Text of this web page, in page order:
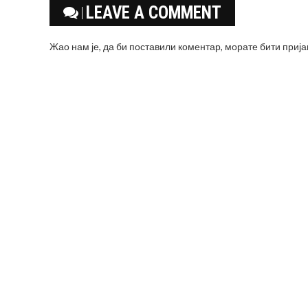
LEAVE A COMMENT
Жао нам је, да би поставили коментар, моратебити